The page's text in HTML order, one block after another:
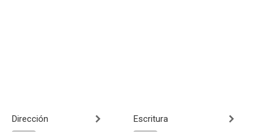
Dirección
Escritura